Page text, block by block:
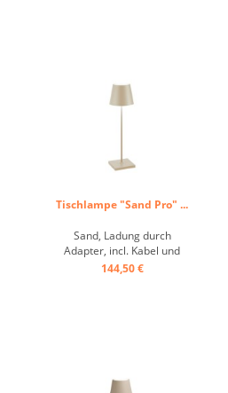
Tischlampe "Sand Pro" ...
Sand, Ladung durch
Adapter, incl. Kabel und
Stecker ca.9h Betrieb, 6h
144,50 €